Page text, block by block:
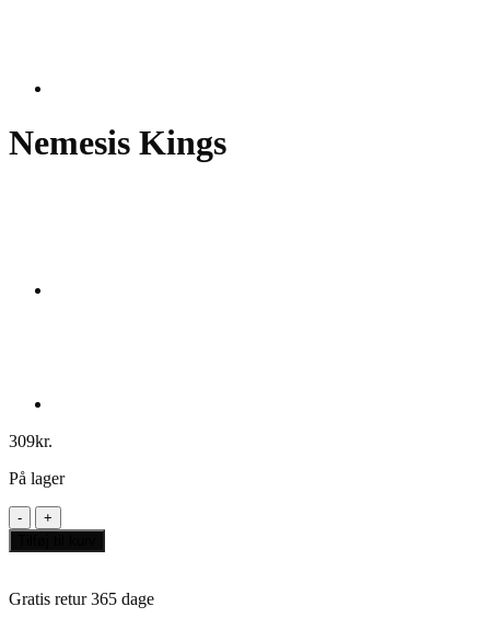
Nemesis Kings
309kr.
På lager
Nemesis
Kings
antal
Gratis retur 365 dage